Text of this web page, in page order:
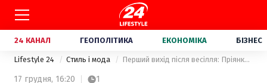
24 КАНАЛ ГЕОПОЛІТИКА ЕКОНОМІКА БІЗНЕС
Lifestyle 24 Стиль і мода Перший вихід після весілля: Пріянка Чопра показала стильний образ у Нью-Йорку
17 грудня, 16:20 1